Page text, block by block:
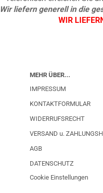
Wir liefern generell in die
WIR
MEHR ÜBER...
IMPRESSUM
KONTAKTFORMULAR
WIDERRUFSRECHT
VERSAND u.
AGB
DATENSCHUTZ
Cookie Einstellungen